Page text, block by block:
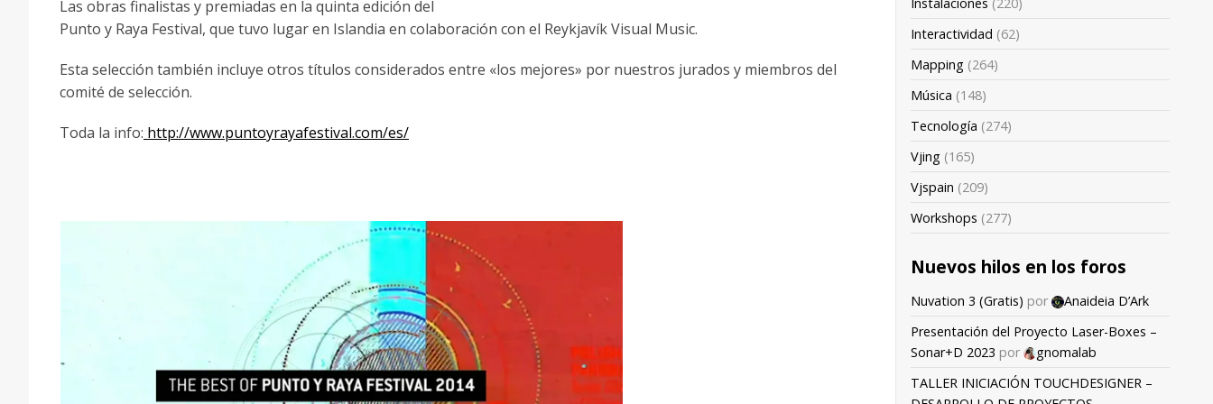
Las obras finalistas y premiadas en la quinta edición del
Punto y Raya Festival, que tuvo lugar en Islandia en colaboración con el Reykjavík Visual Music.
Esta selección también incluye otros títulos considerados entre «los mejores» por nuestros jurados y miembros del
comité de selección.
Toda la info: http://www.puntoyrayafestival.com/es/
Instalaciones (220)
Interactividad (62)
Mapping (264)
Música (148)
Tecnología (274)
Vjing (165)
Vjspain (209)
Workshops (277)
Nuevos hilos en los foros
Nuvation 3 (Gratis) por
Anaideia D’Ark
Presentación del Proyecto Laser-Boxes –
Sonar+D 2023 por
gnomalab
TALLER INICIACIÓN TOUCHDESIGNER –